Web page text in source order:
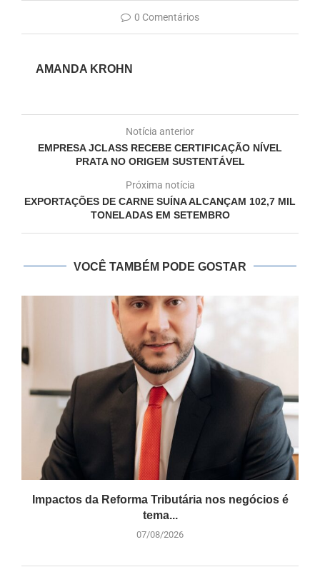
0 Comentários
AMANDA KROHN
Notícia anterior
EMPRESA JCLASS RECEBE CERTIFICAÇÃO NÍVEL
PRATA NO ORIGEM SUSTENTÁVEL
Próxima notícia
EXPORTAÇÕES DE CARNE SUÍNA ALCANÇAM 102,7 MIL
TONELADAS EM SETEMBRO
VOCÊ TAMBÉM PODE GOSTAR
Impactos da Reforma Tributária nos negócios é
tema...
07/08/2026